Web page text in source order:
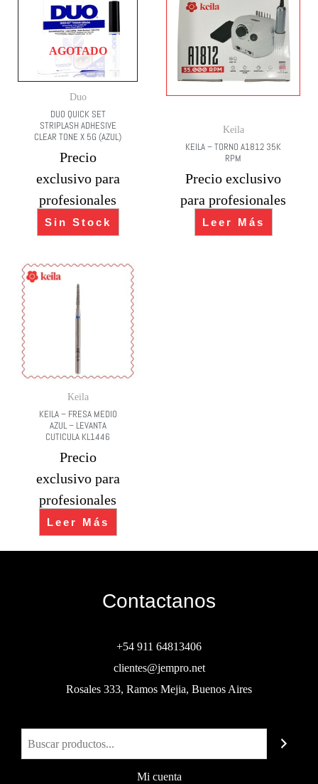
AGOTADO
Duo
DUO QUICK SET
STRIPLASH ADHESIVE
CLEAR TONE X 5G (AZUL)
Precio
exclusivo para
profesionales
Sin Stock
Keila
KEILA – TORNO A1812 35K
RPM
Precio exclusivo
para profesionales
Leer Más
Keila
KEILA – FRESA MEDIO
AZUL – LEVANTA
CUTICULA KL1446
Precio
exclusivo para
profesionales
Leer Más
Contactanos
+54 911 64813406
clientes@jempro.net
Rosales 333, Ramos Mejia, Buenos Aires
Mi cuenta